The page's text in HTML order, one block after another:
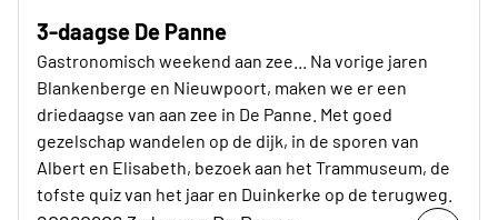
3-daagse De Panne
Gastronomisch weekend aan zee... Na vorige jaren
Blankenberge en Nieuwpoort, maken we er een
driedaagse van aan zee in De Panne. Met goed
gezelschap wandelen op de dijk, in de sporen van
Albert en Elisabeth, bezoek aan het Trammuseum, de
tofste quiz van het jaar en Duinkerke op de terugweg.